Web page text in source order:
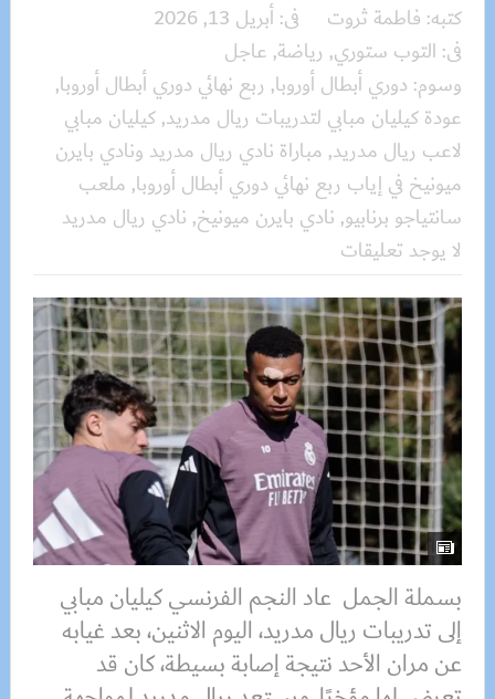
كتبه: فاطمة ثروت فى:أبريل 13, 2026
فى: التوب ستوري, رياضة, عاجل
وسوم: دوري أبطال أوروبا, ربع نهائي دوري أبطال أوروبا,
عودة كيليان مبابي لتدريبات ريال مدريد,كيليان مبابي
لاعب ريال مدريد, مباراة نادي ريال مدريد ونادي بايرن
ميونيخ في إياب ربع نهائي دوري أبطال أوروبا, ملعب
سانتياجو برنابيو, نادي بايرن ميونيخ, نادي ريال مدريد
لا يوجد تعليقات
بسملة الجمل عاد النجم الفرنسي كيليان مبابي
إلى تدريبات ريال مدريد، اليوم الاثنين، بعد غيابه
عن مران الأحد نتيجة إصابة بسيطة، كان قد